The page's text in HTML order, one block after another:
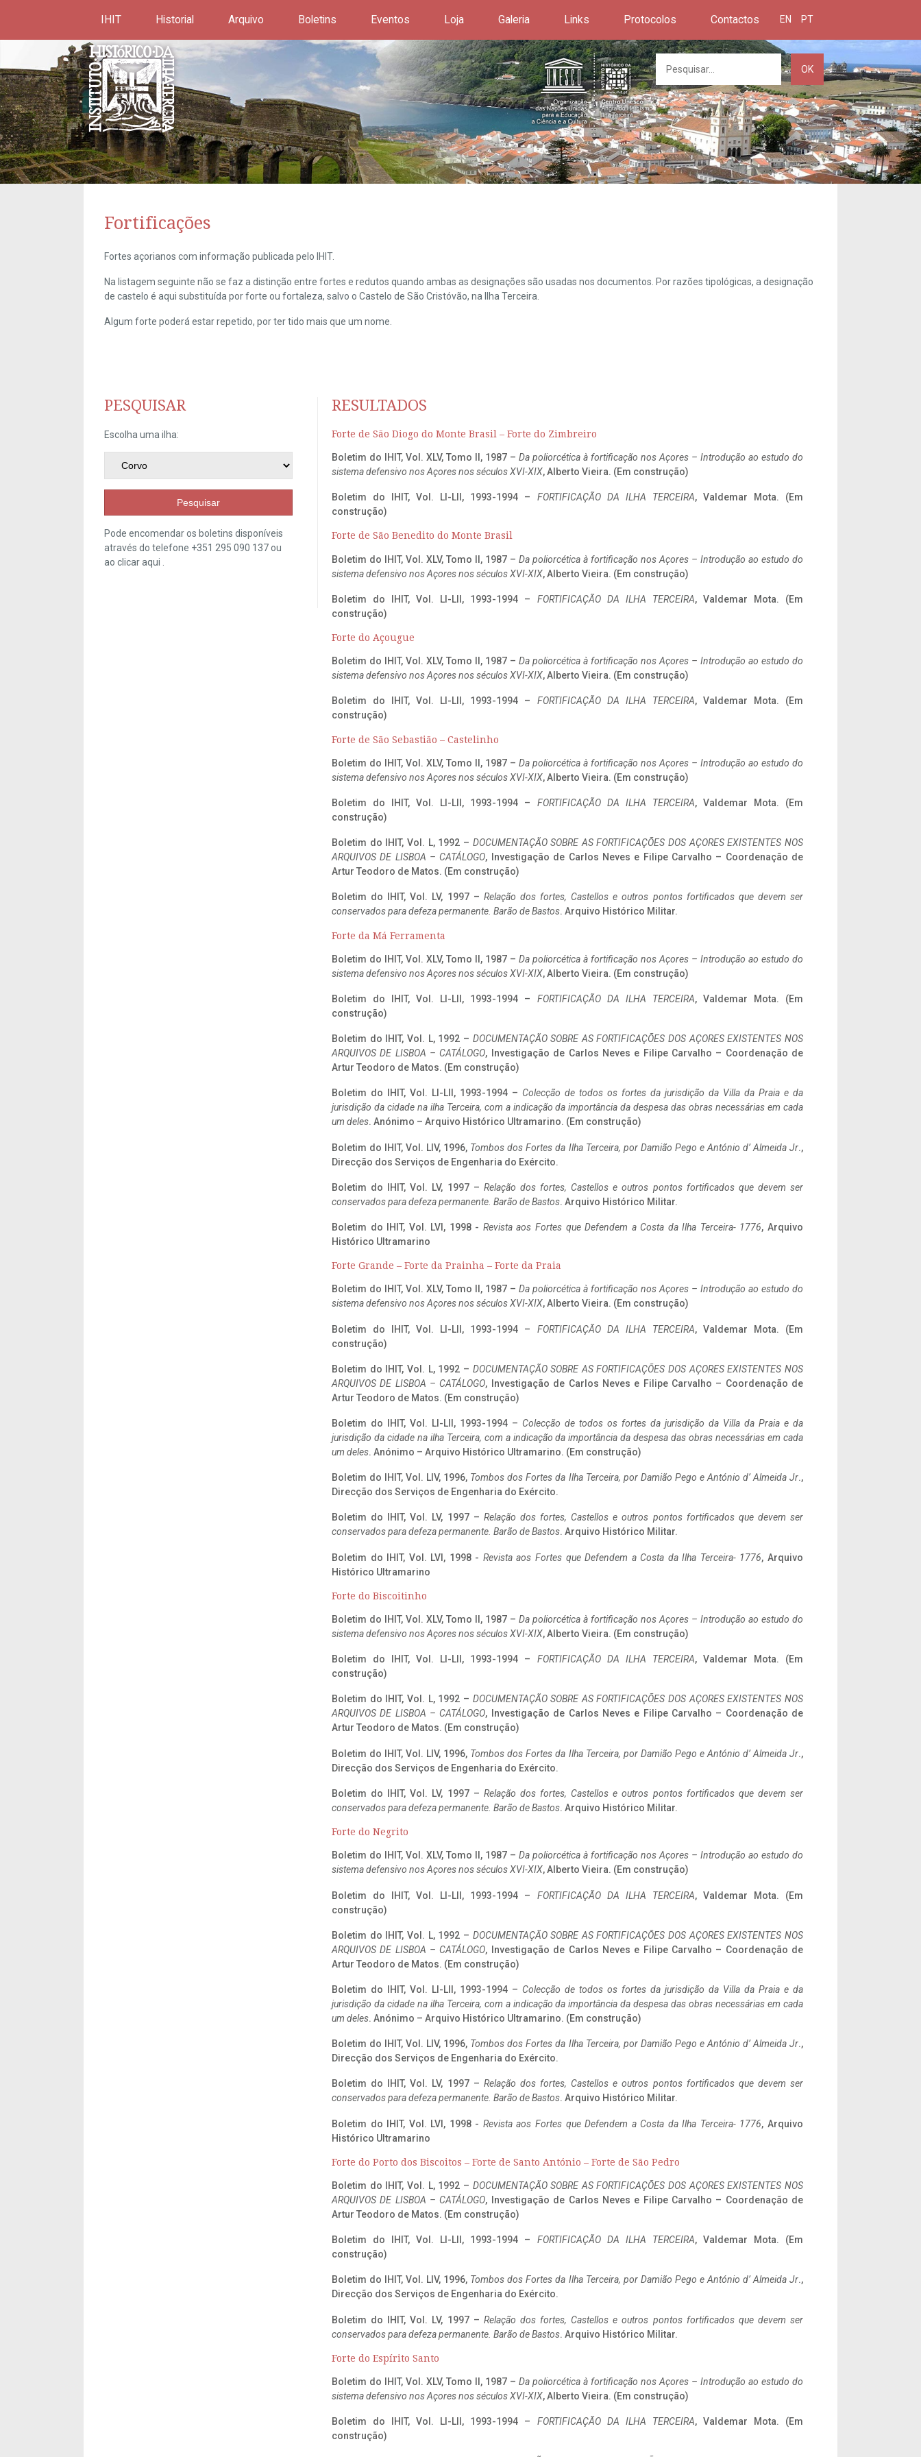
IHIT Historial Arquivo Boletins Eventos Loja Galeria Links Protocolos Contactos EN PT
OK
Fortificações
Fortes açorianos com informação publicada pelo IHIT.
Na listagem seguinte não se faz a distinção entre fortes e redutos quando ambas as designações são usadas nos documentos. Por razões tipológicas, a designação
de castelo é aqui substituída por forte ou fortaleza, salvo o Castelo de São Cristóvão, na Ilha Terceira.
Algum forte poderá estar repetido, por ter tido mais que um nome.
PESQUISAR
Escolha uma ilha:
Pesquisar
Pode encomendar os boletins disponíveis
através do telefone +351 295 090 137 ou
ao clicaraqui
RESULTADOS
Forte de São Diogo do Monte Brasil – Forte do Zimbreiro
Boletim do IHIT, Vol. XLV, Tomo II, 1987 – Da poliorcética à fortificação nos Açores – Introdução ao estudo do
sistema defensivo nos Açores nos séculos XVI-XIX, Alberto Vieira. (Em construção)
Boletim do IHIT, Vol. LI-LII, 1993-1994 – FORTIFICAÇÃO DA ILHA TERCEIRA, Valdemar Mota. (Em
construção)
Forte de São Benedito do Monte Brasil
Boletim do IHIT, Vol. XLV, Tomo II, 1987 – Da poliorcética à fortificação nos Açores – Introdução ao estudo do
sistema defensivo nos Açores nos séculos XVI-XIX, Alberto Vieira. (Em construção)
Boletim do IHIT, Vol. LI-LII, 1993-1994 – FORTIFICAÇÃO DA ILHA TERCEIRA, Valdemar Mota. (Em
construção)
Forte do Açougue
Boletim do IHIT, Vol. XLV, Tomo II, 1987 – Da poliorcética à fortificação nos Açores – Introdução ao estudo do
sistema defensivo nos Açores nos séculos XVI-XIX, Alberto Vieira. (Em construção)
Boletim do IHIT, Vol. LI-LII, 1993-1994 – FORTIFICAÇÃO DA ILHA TERCEIRA, Valdemar Mota. (Em
construção)
Forte de São Sebastião – Castelinho
Boletim do IHIT, Vol. XLV, Tomo II, 1987 – Da poliorcética à fortificação nos Açores – Introdução ao estudo do
sistema defensivo nos Açores nos séculos XVI-XIX, Alberto Vieira. (Em construção)
Boletim do IHIT, Vol. LI-LII, 1993-1994 – FORTIFICAÇÃO DA ILHA TERCEIRA, Valdemar Mota. (Em
construção)
Boletim do IHIT, Vol. L, 1992 – DOCUMENTAÇÃO SOBRE AS FORTIFICAÇÕES DOS AÇORES EXISTENTES NOS
ARQUIVOS DE LISBOA – CATÁLOGO, Investigação de Carlos Neves e Filipe Carvalho – Coordenação de
Artur Teodoro de Matos. (Em construção)
Boletim do IHIT, Vol. LV, 1997 – Relação dos fortes, Castellos e outros pontos fortificados que devem ser
conservados para defeza permanente. Barão de Bastos. Arquivo Histórico Militar.
Forte da Má Ferramenta
Boletim do IHIT, Vol. XLV, Tomo II, 1987 – Da poliorcética à fortificação nos Açores – Introdução ao estudo do
sistema defensivo nos Açores nos séculos XVI-XIX, Alberto Vieira. (Em construção)
Boletim do IHIT, Vol. LI-LII, 1993-1994 – FORTIFICAÇÃO DA ILHA TERCEIRA, Valdemar Mota. (Em
construção)
Boletim do IHIT, Vol. L, 1992 – DOCUMENTAÇÃO SOBRE AS FORTIFICAÇÕES DOS AÇORES EXISTENTES NOS
ARQUIVOS DE LISBOA – CATÁLOGO, Investigação de Carlos Neves e Filipe Carvalho – Coordenação de
Artur Teodoro de Matos. (Em construção)
Boletim do IHIT, Vol. LI-LII, 1993-1994 – Colecção de todos os fortes da jurisdição da Villa da Praia e da
jurisdição da cidade na ilha Terceira, com a indicação da importância da despesa das obras necessárias em cada
um deles. Anónimo – Arquivo Histórico Ultramarino. (Em construção)
Boletim do IHIT, Vol. LIV, 1996, Tombos dos Fortes da Ilha Terceira, por Damião Pego e António d’ Almeida Jr.,
Direcção dos Serviços de Engenharia do Exército.
Boletim do IHIT, Vol. LV, 1997 – Relação dos fortes, Castellos e outros pontos fortificados que devem ser
conservados para defeza permanente. Barão de Bastos. Arquivo Histórico Militar.
Boletim do IHIT, Vol. LVI, 1998 - Revista aos Fortes que Defendem a Costa da Ilha Terceira- 1776, Arquivo
Histórico Ultramarino
Forte Grande – Forte da Prainha – Forte da Praia
Boletim do IHIT, Vol. XLV, Tomo II, 1987 – Da poliorcética à fortificação nos Açores – Introdução ao estudo do
sistema defensivo nos Açores nos séculos XVI-XIX, Alberto Vieira. (Em construção)
Boletim do IHIT, Vol. LI-LII, 1993-1994 – FORTIFICAÇÃO DA ILHA TERCEIRA, Valdemar Mota. (Em
construção)
Boletim do IHIT, Vol. L, 1992 – DOCUMENTAÇÃO SOBRE AS FORTIFICAÇÕES DOS AÇORES EXISTENTES NOS
ARQUIVOS DE LISBOA – CATÁLOGO, Investigação de Carlos Neves e Filipe Carvalho – Coordenação de
Artur Teodoro de Matos. (Em construção)
Boletim do IHIT, Vol. LI-LII, 1993-1994 – Colecção de todos os fortes da jurisdição da Villa da Praia e da
jurisdição da cidade na ilha Terceira, com a indicação da importância da despesa das obras necessárias em cada
um deles. Anónimo – Arquivo Histórico Ultramarino. (Em construção)
Boletim do IHIT, Vol. LIV, 1996, Tombos dos Fortes da Ilha Terceira, por Damião Pego e António d’ Almeida Jr.,
Direcção dos Serviços de Engenharia do Exército.
Boletim do IHIT, Vol. LV, 1997 – Relação dos fortes, Castellos e outros pontos fortificados que devem ser
conservados para defeza permanente. Barão de Bastos. Arquivo Histórico Militar.
Boletim do IHIT, Vol. LVI, 1998 - Revista aos Fortes que Defendem a Costa da Ilha Terceira- 1776, Arquivo
Histórico Ultramarino
Forte do Biscoitinho
Boletim do IHIT, Vol. XLV, Tomo II, 1987 – Da poliorcética à fortificação nos Açores – Introdução ao estudo do
sistema defensivo nos Açores nos séculos XVI-XIX, Alberto Vieira. (Em construção)
Boletim do IHIT, Vol. LI-LII, 1993-1994 – FORTIFICAÇÃO DA ILHA TERCEIRA, Valdemar Mota. (Em
construção)
Boletim do IHIT, Vol. L, 1992 – DOCUMENTAÇÃO SOBRE AS FORTIFICAÇÕES DOS AÇORES EXISTENTES NOS
ARQUIVOS DE LISBOA – CATÁLOGO, Investigação de Carlos Neves e Filipe Carvalho – Coordenação de
Artur Teodoro de Matos. (Em construção)
Boletim do IHIT, Vol. LIV, 1996, Tombos dos Fortes da Ilha Terceira, por Damião Pego e António d’ Almeida Jr.,
Direcção dos Serviços de Engenharia do Exército.
Boletim do IHIT, Vol. LV, 1997 – Relação dos fortes, Castellos e outros pontos fortificados que devem ser
conservados para defeza permanente. Barão de Bastos. Arquivo Histórico Militar.
Forte do Negrito
Boletim do IHIT, Vol. XLV, Tomo II, 1987 – Da poliorcética à fortificação nos Açores – Introdução ao estudo do
sistema defensivo nos Açores nos séculos XVI-XIX, Alberto Vieira. (Em construção)
Boletim do IHIT, Vol. LI-LII, 1993-1994 – FORTIFICAÇÃO DA ILHA TERCEIRA, Valdemar Mota. (Em
construção)
Boletim do IHIT, Vol. L, 1992 – DOCUMENTAÇÃO SOBRE AS FORTIFICAÇÕES DOS AÇORES EXISTENTES NOS
ARQUIVOS DE LISBOA – CATÁLOGO, Investigação de Carlos Neves e Filipe Carvalho – Coordenação de
Artur Teodoro de Matos. (Em construção)
Boletim do IHIT, Vol. LI-LII, 1993-1994 – Colecção de todos os fortes da jurisdição da Villa da Praia e da
jurisdição da cidade na ilha Terceira, com a indicação da importância da despesa das obras necessárias em cada
um deles. Anónimo – Arquivo Histórico Ultramarino. (Em construção)
Boletim do IHIT, Vol. LIV, 1996, Tombos dos Fortes da Ilha Terceira, por Damião Pego e António d’ Almeida Jr.,
Direcção dos Serviços de Engenharia do Exército.
Boletim do IHIT, Vol. LV, 1997 – Relação dos fortes, Castellos e outros pontos fortificados que devem ser
conservados para defeza permanente. Barão de Bastos. Arquivo Histórico Militar.
Boletim do IHIT, Vol. LVI, 1998 - Revista aos Fortes que Defendem a Costa da Ilha Terceira- 1776, Arquivo
Histórico Ultramarino
Forte do Porto dos Biscoitos – Forte de Santo António – Forte de São Pedro
Boletim do IHIT, Vol. L, 1992 – DOCUMENTAÇÃO SOBRE AS FORTIFICAÇÕES DOS AÇORES EXISTENTES NOS
ARQUIVOS DE LISBOA – CATÁLOGO, Investigação de Carlos Neves e Filipe Carvalho – Coordenação de
Artur Teodoro de Matos. (Em construção)
Boletim do IHIT, Vol. LI-LII, 1993-1994 – FORTIFICAÇÃO DA ILHA TERCEIRA, Valdemar Mota. (Em
construção)
Boletim do IHIT, Vol. LIV, 1996, Tombos dos Fortes da Ilha Terceira, por Damião Pego e António d’ Almeida Jr.,
Direcção dos Serviços de Engenharia do Exército.
Boletim do IHIT, Vol. LV, 1997 – Relação dos fortes, Castellos e outros pontos fortificados que devem ser
conservados para defeza permanente. Barão de Bastos. Arquivo Histórico Militar.
Forte do Espírito Santo
Boletim do IHIT, Vol. XLV, Tomo II, 1987 – Da poliorcética à fortificação nos Açores – Introdução ao estudo do
sistema defensivo nos Açores nos séculos XVI-XIX, Alberto Vieira. (Em construção)
Boletim do IHIT, Vol. LI-LII, 1993-1994 – FORTIFICAÇÃO DA ILHA TERCEIRA, Valdemar Mota. (Em
construção)